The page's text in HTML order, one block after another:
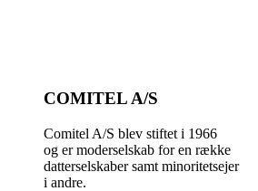
COMITEL A/S
Comitel A/S blev stiftet i 1966
og er moderselskab for en række
datterselskaber samt minoritetsejer
i andre.